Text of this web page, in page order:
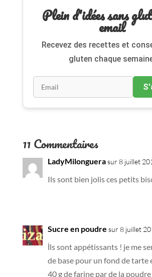
Plein d'idées sans
email
Recevez des recettes et
gluten chaque
11 Commentaires
LadyMilonguerasur 8 juillet
Ils sont bien jolis ces petits
Sucre en poudre sur 8 juillet
İls sont appétissants ! je me
de base pour un fond de tarte
40 g de farine par de la poudre